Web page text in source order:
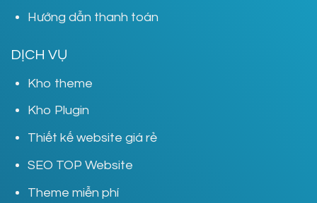
Hướng dẫn thanh toán
DỊCH VỤ
Kho theme
Kho Plugin
Thiết kế website giá rẻ
SEO TOP Website
Theme miễn phí